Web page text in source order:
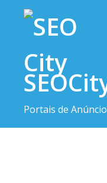
Portais de